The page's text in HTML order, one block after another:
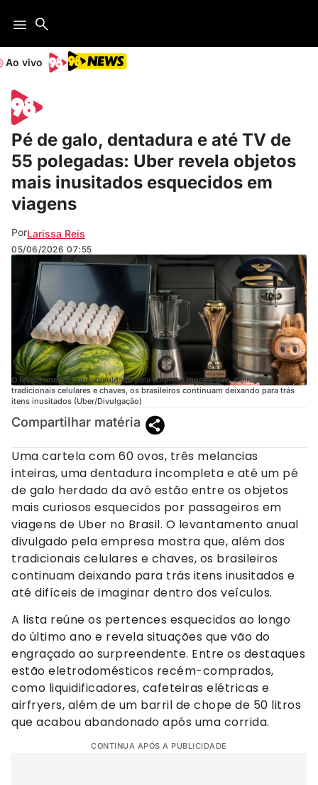
Ao vivo
Pé de galo, dentadura e até TV de
55 polegadas: Uber revela objetos
mais inusitados esquecidos em
viagens
PorLarissa Reis
05/06/2026 07:55
O levantamento anual divulgado pela empresa mostra que, além dos
tradicionais celulares e chaves, os brasileiros continuam deixando para trás
itens inusitados (Uber/Divulgação)
Compartilhar matéria
Uma cartela com 60 ovos, três melancias
inteiras, uma dentadura incompleta e até um pé
de galo herdado da avó estão entre os objetos
mais curiosos esquecidos por passageiros em
viagens de Uber no Brasil. O levantamento anual
divulgado pela empresa mostra que, além dos
tradicionais celulares e chaves, os brasileiros
continuam deixando para trás itens inusitados e
até difíceis de imaginar dentro dos veículos.
A lista reúne os pertences esquecidos ao longo
do último ano e revela situações que vão do
engraçado ao surpreendente. Entre os destaques
estão eletrodomésticos recém-comprados,
como liquidificadores, cafeteiras elétricas e
airfryers, além de um barril de chope de 50 litros
que acabou abandonado após uma corrida.
CONTINUA APÓS A PUBLICIDADE